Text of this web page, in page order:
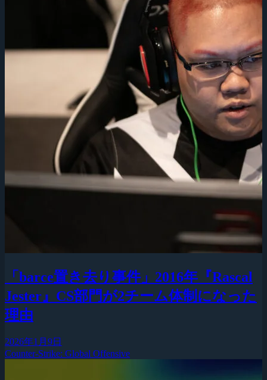
「barce置き去り事件」2016年『Rascal
Jester』CS部門が2チーム体制になった
理由
2026年1月9日
Counter-Strike: Global Offensive